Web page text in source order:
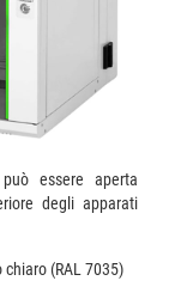
essere aperta
degli apparati
(RAL 7035)